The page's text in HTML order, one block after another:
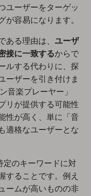
ユーザーをターゲッ
が容易になります。
ある理由は、 ユーザ
接に一致するからで
ルする代わりに、探
ーザーを引き付けま
音楽プレーヤー」
リが提供する可能性
性が高く、単に「音
適格なユーザーとな
定のキーワードに対
することです。例え
ームが高いものの非